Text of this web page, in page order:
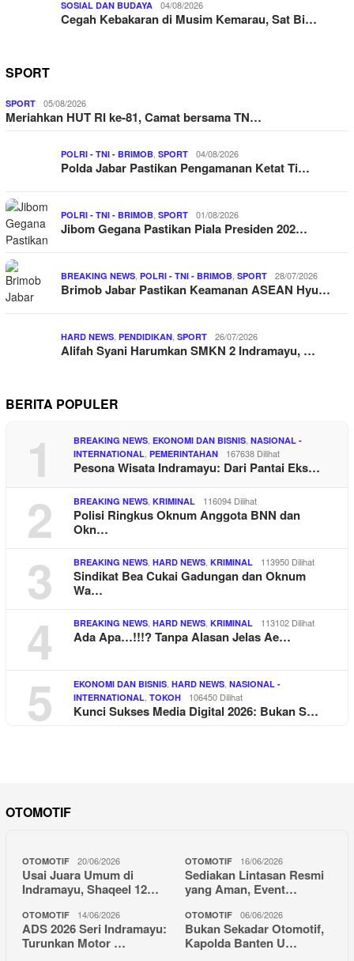
SOSIAL DAN BUDAYA 04/08/2026
Cegah Kebakaran di Musim Kemarau, Sat Bi…
SPORT
SPORT 05/08/2026
Meriahkan HUT RI ke-81, Camat bersama TN…
POLRI - TNI - BRIMOB, SPORT 04/08/2026
Polda Jabar Pastikan Pengamanan Ketat Ti…
POLRI - TNI - BRIMOB, SPORT 01/08/2026
Jibom Gegana Pastikan Piala Presiden 202…
BREAKING NEWS, POLRI - TNI - BRIMOB, SPORT 28/07/2026
Brimob Jabar Pastikan Keamanan ASEAN Hyu…
HARD NEWS, PENDIDIKAN, SPORT 26/07/2026
Alifah Syani Harumkan SMKN 2 Indramayu, …
BERITA POPULER
1 BREAKING NEWS, EKONOMI DAN BISNIS, NASIONAL -
INTERNATIONAL, PEMERINTAHAN 167638 Dilihat
Pesona Wisata Indramayu: Dari Pantai Eks…
2 BREAKING NEWS, KRIMINAL 116094 Dilihat
Polisi Ringkus Oknum Anggota BNN dan
Okn…
3 BREAKING NEWS, HARD NEWS, KRIMINAL 113950 Dilihat
Sindikat Bea Cukai Gadungan dan Oknum
Wa…
4 BREAKING NEWS, HARD NEWS, KRIMINAL 113102 Dilihat
Ada Apa…!!!? Tanpa Alasan Jelas Ae…
5 EKONOMI DAN BISNIS, HARD NEWS, NASIONAL -
INTERNATIONAL, TOKOH 106450 Dilihat
Kunci Sukses Media Digital 2026: Bukan S…
OTOMOTIF
OTOMOTIF 20/06/2026
Usai Juara Umum di
Indramayu, Shaqeel 12…
OTOMOTIF 16/06/2026
Sediakan Lintasan Resmi
yang Aman, Event…
OTOMOTIF 14/06/2026
ADS 2026 Seri Indramayu:
Turunkan Motor …
OTOMOTIF 06/06/2026
Bukan Sekadar Otomotif,
Kapolda Banten U…